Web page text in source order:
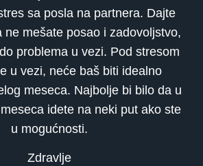
sa posla na partnera. Dajte
ne mešate posao i zadovoljstvo,
problema u vezi. Pod stresom
u vezi, neće baš biti idealno
meseca. Najbolje bi bilo da u
idete na neki put ako ste
u mogućnosti.
Zdravlje